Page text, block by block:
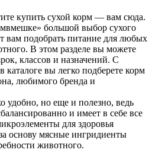
купить сухой корм — вам сюда.
большой выбор сухого
вам подобрать питание для любых
В этом разделе вы можете
классов и назначений. С
вы легко подберете корм
любимого бренда и
удобно, но еще и полезно, ведь
и имеет в себе все
для здоровья
мясные ингридиенты
животного.